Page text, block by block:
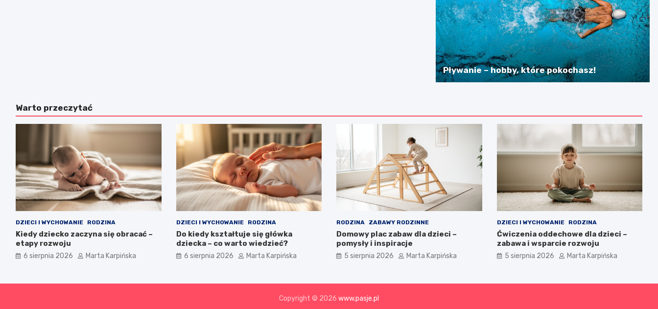
Pływanie – hobby, które pokochasz!
Warto przeczytać
DZIECI I WYCHOWANIE RODZINA
Kiedy dziecko zaczyna się obracać –
etapy rozwoju
6 sierpnia 2026 Marta Karpińska
DZIECI I WYCHOWANIE RODZINA
Do kiedy kształtuje się główka
dziecka – co warto wiedzieć?
6 sierpnia 2026 Marta Karpińska
RODZINA ZABAWY RODZINNE
Domowy plac zabaw dla dzieci –
pomysły i inspiracje
5 sierpnia 2026 Marta Karpińska
DZIECI I WYCHOWANIE RODZINA
Ćwiczenia oddechowe dla dzieci –
zabawa i wsparcie rozwoju
5 sierpnia 2026 Marta Karpińska
Copyright © 2026 www.pasje.pl